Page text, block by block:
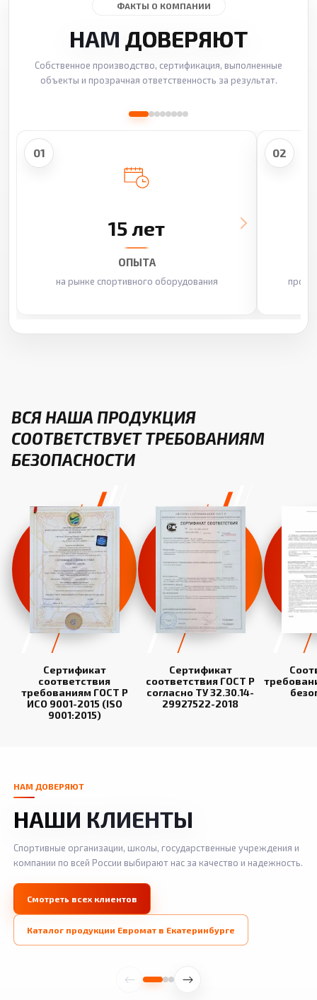
ФАКТЫ О КОМПАНИИ
НАМ ДОВЕРЯЮТ
Собственное производство, сертификация, выполненные
объекты и прозрачная ответственность за результат.
01
15 лет
ОПЫТА
на рынке спортивного оборудования
02
ВСЯ НАША ПРОДУКЦИЯ
СООТВЕТСТВУЕТ ТРЕБОВАНИЯМ
БЕЗОПАСНОСТИ
Сертификат
соответствия
требованиям ГОСТ Р
ИСО 9001-2015 (ISO
9001:2015)
Сертификат
соответствия ГОСТ Р
согласно ТУ 32.30.14-
29927522-2018
НАМ ДОВЕРЯЮТ
НАШИ КЛИЕНТЫ
Спортивные организации, школы, государственные учреждения и
компании по всей России выбирают нас за качество и надежность.
Смотреть всех клиентов
Каталог продукции Евромат в Екатеринбурге